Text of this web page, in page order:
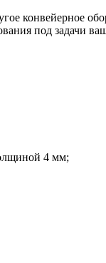
конвейерное
под задачи
4 мм;